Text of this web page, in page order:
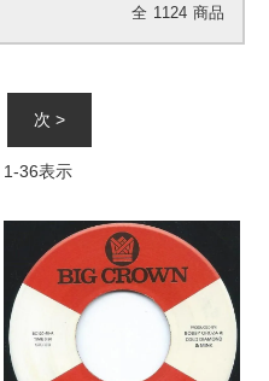
全 1124 商品
次 >
1-36表示